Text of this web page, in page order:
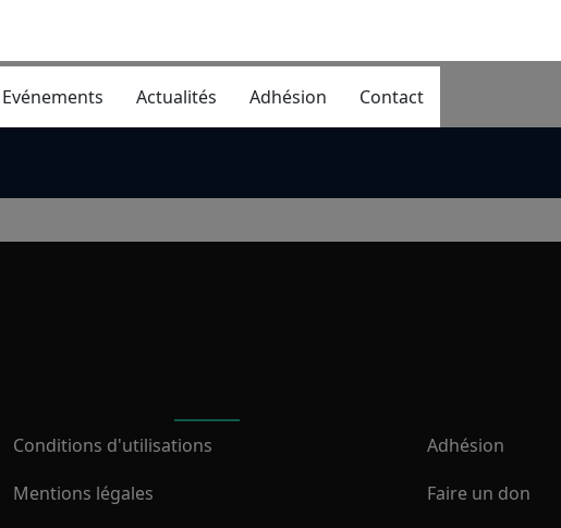
Evénements Actualités Adhésion Contact
Conditions d'utilisations
Mentions légales
Adhésion
Faire un don